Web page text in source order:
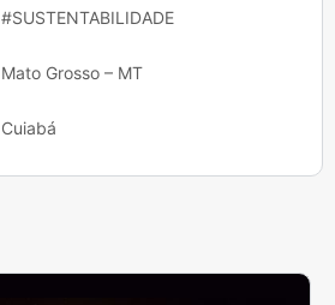
#SUSTENTABILIDADE
Mato Grosso – MT
Cuiabá